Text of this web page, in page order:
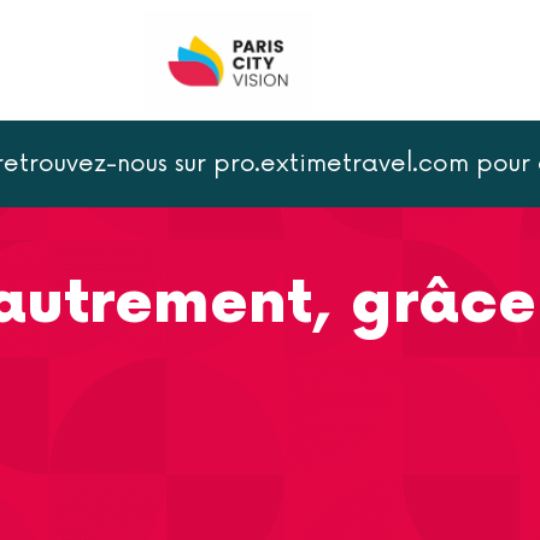
nous sur pro.extimetravel.com
grâce à un tour en vélo !